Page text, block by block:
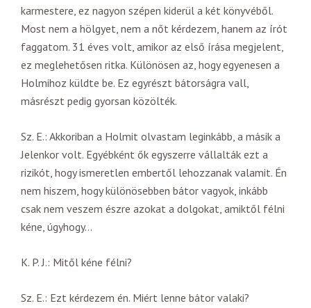
karmestere, ez nagyon szépen kiderül a két könyvéből.
Most nem a hölgyet, nem a nőt kérdezem, hanem az írót
faggatom. 31 éves volt, amikor az első írása megjelent,
ez meglehetősen ritka. Különösen az, hogy egyenesen a
Holmihoz küldte be. Ez egyrészt bátorságra vall,
másrészt pedig gyorsan közölték.
Sz. E.: Akkoriban a Holmit olvastam leginkább, a másik a
Jelenkor volt. Egyébként ők egyszerre vállalták ezt a
rizikót, hogy ismeretlen embertől lehozzanak valamit. Én
nem hiszem, hogy különösebben bátor vagyok, inkább
csak nem veszem észre azokat a dolgokat, amiktől félni
kéne, úgyhogy…
K. P. J.: Mitől kéne félni?
Sz. E.: Ezt kérdezem én. Miért lenne bátor valaki?